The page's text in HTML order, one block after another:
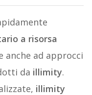
a risorsa
anche ad approcci
da illimity.
illimity